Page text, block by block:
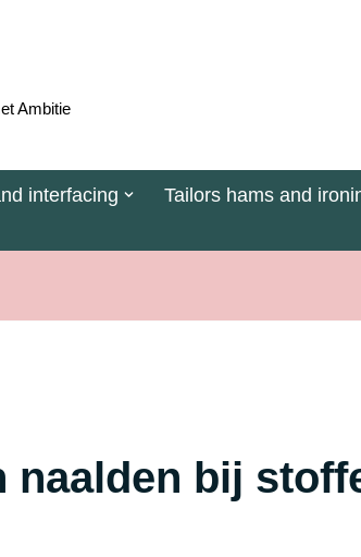
Ambitie
interfacing Tailors hams and
naalden bij